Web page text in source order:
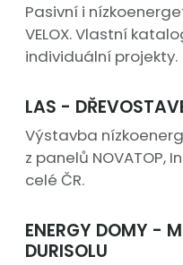
Pasivní i
VELOX. Vlastní
individuální projekty.
LAS -
Výstavba
z panelů NOVATOP,
celé ČR.
ENERGY DOMY -
DURISOLU